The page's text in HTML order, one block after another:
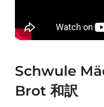
Schwule
Brot 和訳